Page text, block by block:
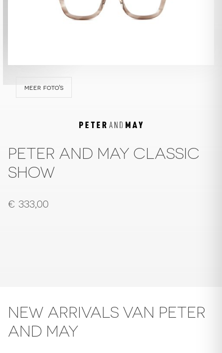
meer foto's
PETER AND MAY CLASSIC
SHOW
€ 333,00
NEW ARRIVALS VAN PETER
AND MAY